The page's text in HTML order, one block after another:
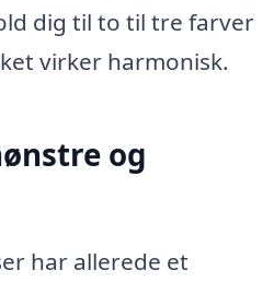
dig til to til tre farver
virker harmonisk.
og
har allerede et